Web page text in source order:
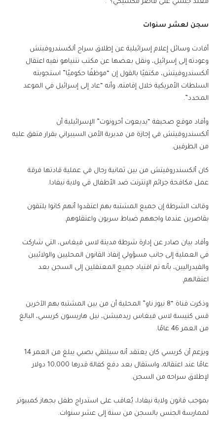
معتد جنسي على قاصر مكسيكي؟”.
سجن لعشر سنوات
أفادت وسائل إعلام إسرائيلية عن إطلاق سراح ألكسندروفيتش
وعودته إلى إسرائيل، ونقل بعضها عن مكتب نتنياهو نفيه اعتقال
ألكسندروفيتش، مكتفيًا بالقول إن “موظفًا حكوميًا” استجوبته
السلطات الأمريكية خلال إقامته، وأنه “عاد إلى إسرائيل في الموعد
المحدد”.
وأفاد موقع صحيفة “يديعوت أحرونوت” الإسرائيلية أن
ألكسندروفيتش في إجازة من مديرية الأمن السيبراني بقرار متفق عليه
من الطرفين.
كان ألكسندروفيتش من بين ثمانية رجال في عملية قادتها فرقة
عمل مكافحة جرائم الإنترنت ضد الأطفال في ولاية نيفادا.
وقالت الشرطة إن جميع المشتبه بهم اعتقدوا أنهم كانوا يلتقون
بقاصرين عندما واجههم ضباط سريون واعتقلوهم.
وأفاد بيان صادر عن إدارة شرطة مدينة لاس فيغاس، التي شاركت
في العملية إلى جانب مسؤولي إنفاذ القانون المحليين والولائيين
والفيدراليين، بأنه تم اقتياد جميع المعتقلين إلى السجن بعد
اعتقالهم.
وذكرت قناة “8 نيوز ناو” المحلية أن من بين المشتبه بهم الآخرين
قس كنيسة لاس فيغاس ريدمبشن، نيل هاريسون كريسي، البالغ
من العمر 46 عامًا.
ويزعم أن كريسي كان يعتقد أنه سيلتقي بصبي يبلغ من العمر 14
عامًا عند اعتقاله، واستقال بعد دفع كفالة قدرها 10,000 دولار
لإطلاق سراحه من السجن.
بموجب قانون ولاية نيفادا، يُعاقب على استدراج طفل بجهاز كمبيوتر
لممارسة الجنس بالسجن من سنة إلى عشر سنوات.